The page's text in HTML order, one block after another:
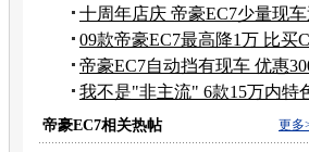
4000元
十周年店庆 帝豪EC7少量现
礼包
09款帝豪EC7最高降1万 比买
实惠
帝豪EC7自动挡有现车 优惠
装饰
我不是"非主流" 6款15万内特
推荐
更多
帝豪EC7相关热帖